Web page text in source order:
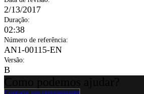
2/13/2017
Duração:
02:38
Número de referência:
AN1-00115-EN
Versão:
B